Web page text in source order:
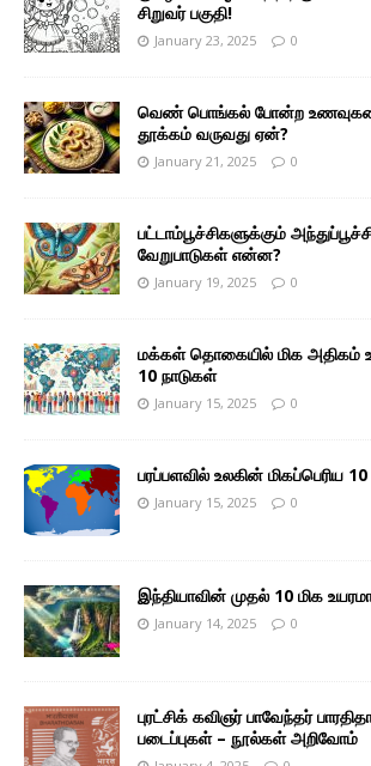
சிறுவர் பகுதி!
January 23, 2025 0
வெண் பொங்கல் போன்ற உணவுகளை
தூக்கம் வருவது ஏன்?
January 21, 2025 0
பட்டாம்பூச்சிகளுக்கும்
வேறுபாடுகள் என்ன?
January 19, 2025 0
மக்கள் தொகையில் மிக அதிகம்
10 நாடுகள்
January 15, 2025 0
பரப்பளவில் உலகின் மிகப்பெரிய
January 15, 2025 0
இந்தியாவின் முதல் 10 மிக
January 14, 2025 0
புரட்சிக் கவிஞர் பாவேந்தர்
படைப்புகள் – நூல்கள் அறிவோம்